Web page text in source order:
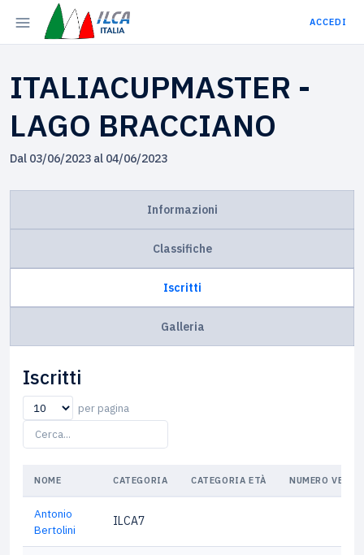
ACCEDI
ITALIACUPMASTER -
LAGO BRACCIANO
Dal 03/06/2023 al 04/06/2023
Informazioni
Classifiche
Iscritti
Galleria
Iscritti
per pagina
NOME CATEGORIA CATEGORIA ETÀ NUMERO
Antonio
Bertolini
ILCA7